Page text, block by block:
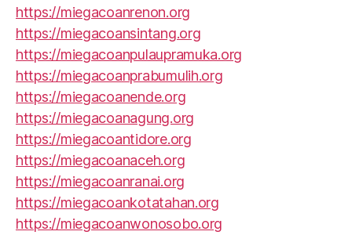
https://miegacoanrenon.org
https://miegacoansintang.org
https://miegacoanpulaupramuka.org
https://miegacoanprabumulih.org
https://miegacoanende.org
https://miegacoanagung.org
https://miegacoantidore.org
https://miegacoanaceh.org
https://miegacoanranai.org
https://miegacoankotatahan.org
https://miegacoanwonosobo.org